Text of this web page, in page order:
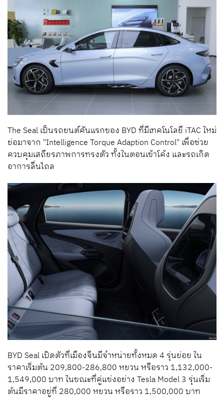
The Seal เป็นรถยนต์คันแรกของ BYD ที่มีเทคโนโลยี iTAC ใหม่
ย่อมาจาก "Intelligence Torque Adaption Control" เพื่อช่วย
ควบคุมเสถียรภาพการทรงตัว ทั้งในตอนเข้าโค้ง และรถเกิด
อาการลื่นไถล
BYD Seal เปิดตัวที่เมืองจีนมีจำหน่ายทั้งหมด 4 รุ่นย่อย ใน
ราคาเริ่มต้น 209,800-286,800 หยวน หรือราว 1,132,000-
1,549,000 บาท ในขณะที่คู่แข่งอย่าง Tesla Model 3 รุ่นเริ่ม
ต้นมีราคาอยู่ที่ 280,000 หยวน หรือราว 1,500,000 บาท